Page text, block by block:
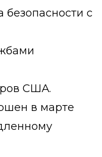
безопасности с
США.
в марте